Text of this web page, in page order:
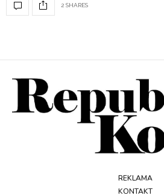
2 SHARES
REKLAMA
KONTAKT